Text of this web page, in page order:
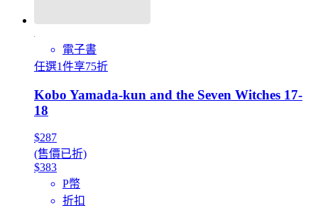
電子書
任選1件享75折
Kobo Yamada-kun and the Seven Witches 17-
18
$287
(售價已折)
$383
P幣
折扣